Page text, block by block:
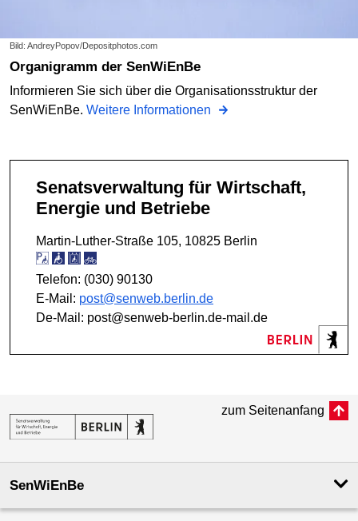
Bild: AndreyPopov/Depositphotos.com
Organigramm der SenWiEnBe
Informieren Sie sich über die Organisationsstruktur der
SenWiEnBe. Weitere Informationen
Senatsverwaltung für Wirtschaft,
Energie und Betriebe
Martin-Luther-Straße 105, 10825 Berlin
Telefon: (030) 90130
E-Mail: post@senweb.berlin.de
De-Mail: post@senweb-berlin.de-mail.de
zum Seitenanfang
SenWiEnBe